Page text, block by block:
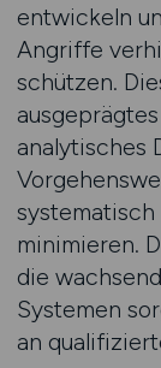
entwickeln
Angriffe
schützen.
analytisches
minimieren.
die
Systemen
an